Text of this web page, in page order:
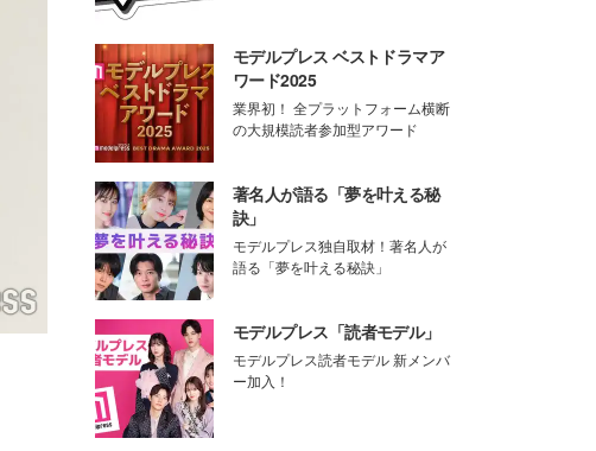
モデルプレス ベストドラマア
ワード2025
業界初！ 全プラットフォーム横断
の大規模読者参加型アワード
著名人が語る「夢を叶える秘
訣」
モデルプレス独自取材！著名人が
語る「夢を叶える秘訣」
モデルプレス「読者モデル」
モデルプレス読者モデル 新メンバ
ー加入！